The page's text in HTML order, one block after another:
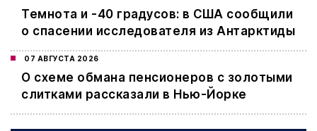
Темнота и -40 градусов: в США сообщили
о спасении исследователя из Антарктиды
07 АВГУСТА 2026
О схеме обмана пенсионеров с золотыми
слитками рассказали в Нью-Йорке